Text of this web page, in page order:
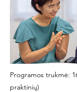
Programos trukmė:
praktinių)